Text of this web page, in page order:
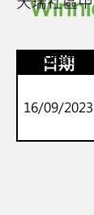
日期
16/09/2023
P.1-2
劍橋Starters